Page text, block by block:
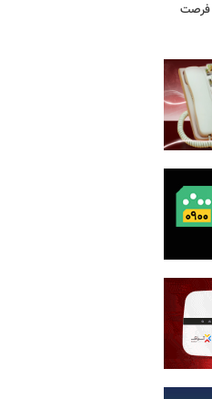
فرصت